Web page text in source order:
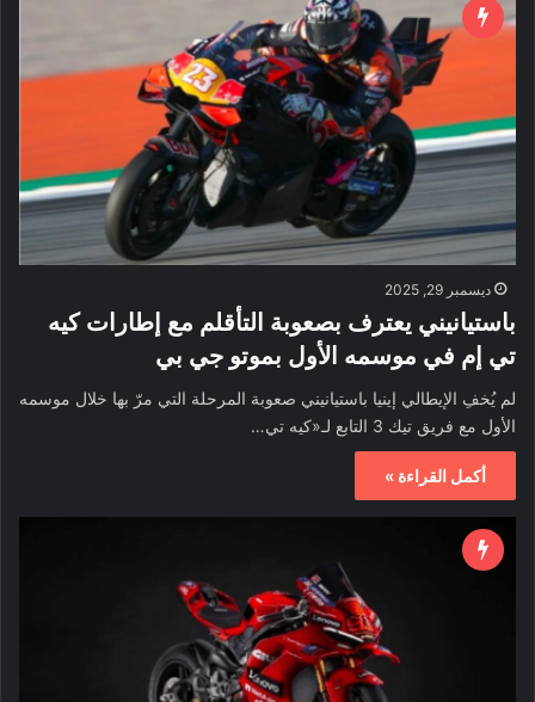
ديسمبر 29, 2025
باستيانيني يعترف بصعوبة التأقلم مع إطارات كيه
تي إم في موسمه الأول بموتو جي بي
لم يُخفِ الإيطالي إينيا باستيانيني صعوبة المرحلة التي مرّ بها خلال موسمه
الأول مع فريق تيك 3 التابع لـ«كيه تي…
أكمل القراءة »